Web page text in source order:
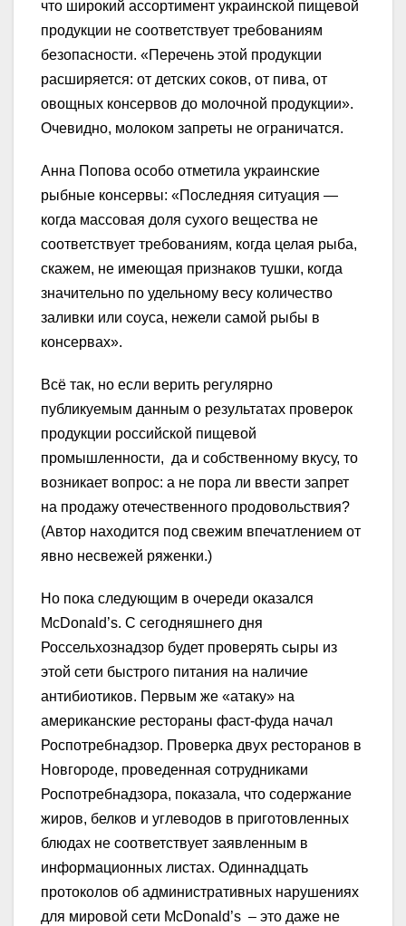
что широкий ассортимент украинской пищевой
продукции не соответствует требованиям
безопасности. «Перечень этой продукции
расширяется: от детских соков, от пива, от
овощных консервов до молочной продукции».
Очевидно, молоком запреты не ограничатся.
Анна Попова особо отметила украинские
рыбные консервы: «Последняя ситуация —
когда массовая доля сухого вещества не
соответствует требованиям, когда целая рыба,
скажем, не имеющая признаков тушки, когда
значительно по удельному весу количество
заливки или соуса, нежели самой рыбы в
консервах».
Всё так, но если верить регулярно
публикуемым данным о результатах проверок
продукции российской пищевой
промышленности, да и собственному вкусу, то
возникает вопрос: а не пора ли ввести запрет
на продажу отечественного продовольствия?
(Автор находится под свежим впечатлением от
явно несвежей ряженки.)
Но пока следующим в очереди оказался
McDonald’s. С сегодняшнего дня
Россельхознадзор будет проверять сыры из
этой сети быстрого питания на наличие
антибиотиков. Первым же «атаку» на
американские рестораны фаст-фуда начал
Роспотребнадзор. Проверка двух ресторанов в
Новгороде, проведенная сотрудниками
Роспотребнадзора, показала, что содержание
жиров, белков и углеводов в приготовленных
блюдах не соответствует заявленным в
информационных листах. Одиннадцать
протоколов об административных нарушениях
для мировой сети McDonald’s – это даже не